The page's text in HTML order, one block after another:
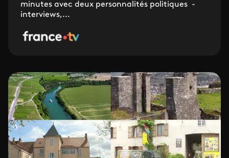
minutes avec deux personnalités politiques -
interviews,...